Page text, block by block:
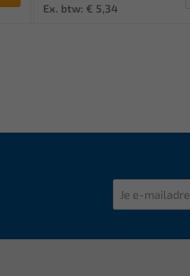
Ex. btw: € 5,34